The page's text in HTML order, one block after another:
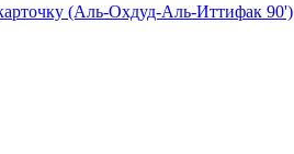
(Аль-Охдуд-Аль-Иттифак 90')